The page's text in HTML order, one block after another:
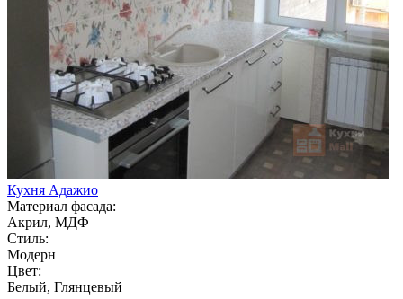
Кухня Адажио
Материал фасада:
Акрил, МДФ
Стиль:
Модерн
Цвет:
Белый, Глянцевый